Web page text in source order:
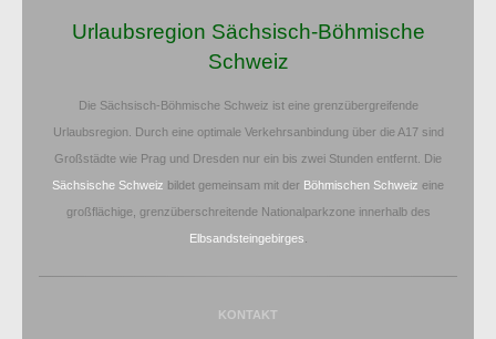
Urlaubsregion Sächsisch-Böhmische
Schweiz
Die Sächsisch-Böhmische Schweiz ist eine grenzübergreifende
Urlaubsregion. Durch eine optimale Verkehrsanbindung über die A17 sind
Großstädte wie Prag und Dresden nur ein bis zwei Stunden entfernt. Die
Sächsische Schweiz bildet gemeinsam mit der Böhmischen Schweiz eine
großflächige, grenzüberschreitende Nationalparkzone innerhalb des
Elbsandsteingebirges
KONTAKT